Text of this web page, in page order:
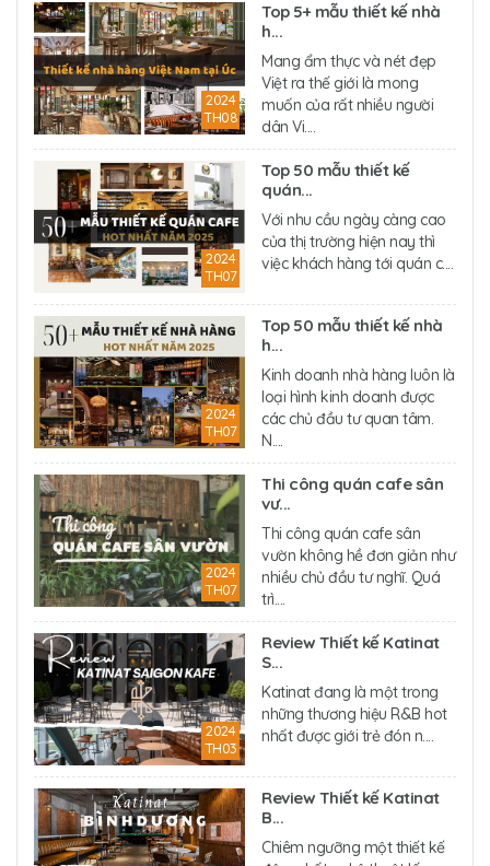
2024
TH08
Top 5+ mẫu thiết kế nhà
h...
Mang ẩm thực và nét đẹp
Việt ra thế giới là mong
muốn của rất nhiều người
dân Vi....
2024
TH07
Top 50 mẫu thiết kế
quán...
Với nhu cầu ngày càng cao
của thị trường hiện nay thì
việc khách hàng tới quán c....
2024
TH07
Top 50 mẫu thiết kế nhà
h...
Kinh doanh nhà hàng luôn là
loại hình kinh doanh được
các chủ đầu tư quan tâm.
N....
2024
TH07
Thi công quán cafe sân
vư...
Thi công quán cafe sân
vườn không hề đơn giản như
nhiều chủ đầu tư nghĩ. Quá
trì....
2024
TH03
Review Thiết kế Katinat
S...
Katinat đang là một trong
những thương hiệu R&B hot
nhất được giới trẻ đón n....
Review Thiết kế Katinat
B...
Chiêm ngưỡng một thiết kế